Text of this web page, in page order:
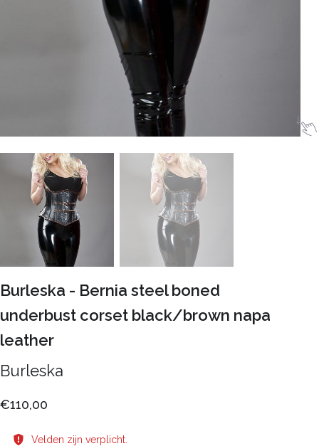
Burleska - Bernia steel boned
underbust corset black/brown napa
leather
Burleska
€110,00
Velden zijn verplicht.